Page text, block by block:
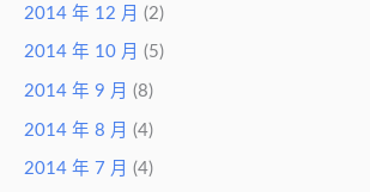
2014 年 12 月 (2)
2014 年 10 月 (5)
2014 年 9 月 (8)
2014 年 8 月 (4)
2014 年 7 月 (4)